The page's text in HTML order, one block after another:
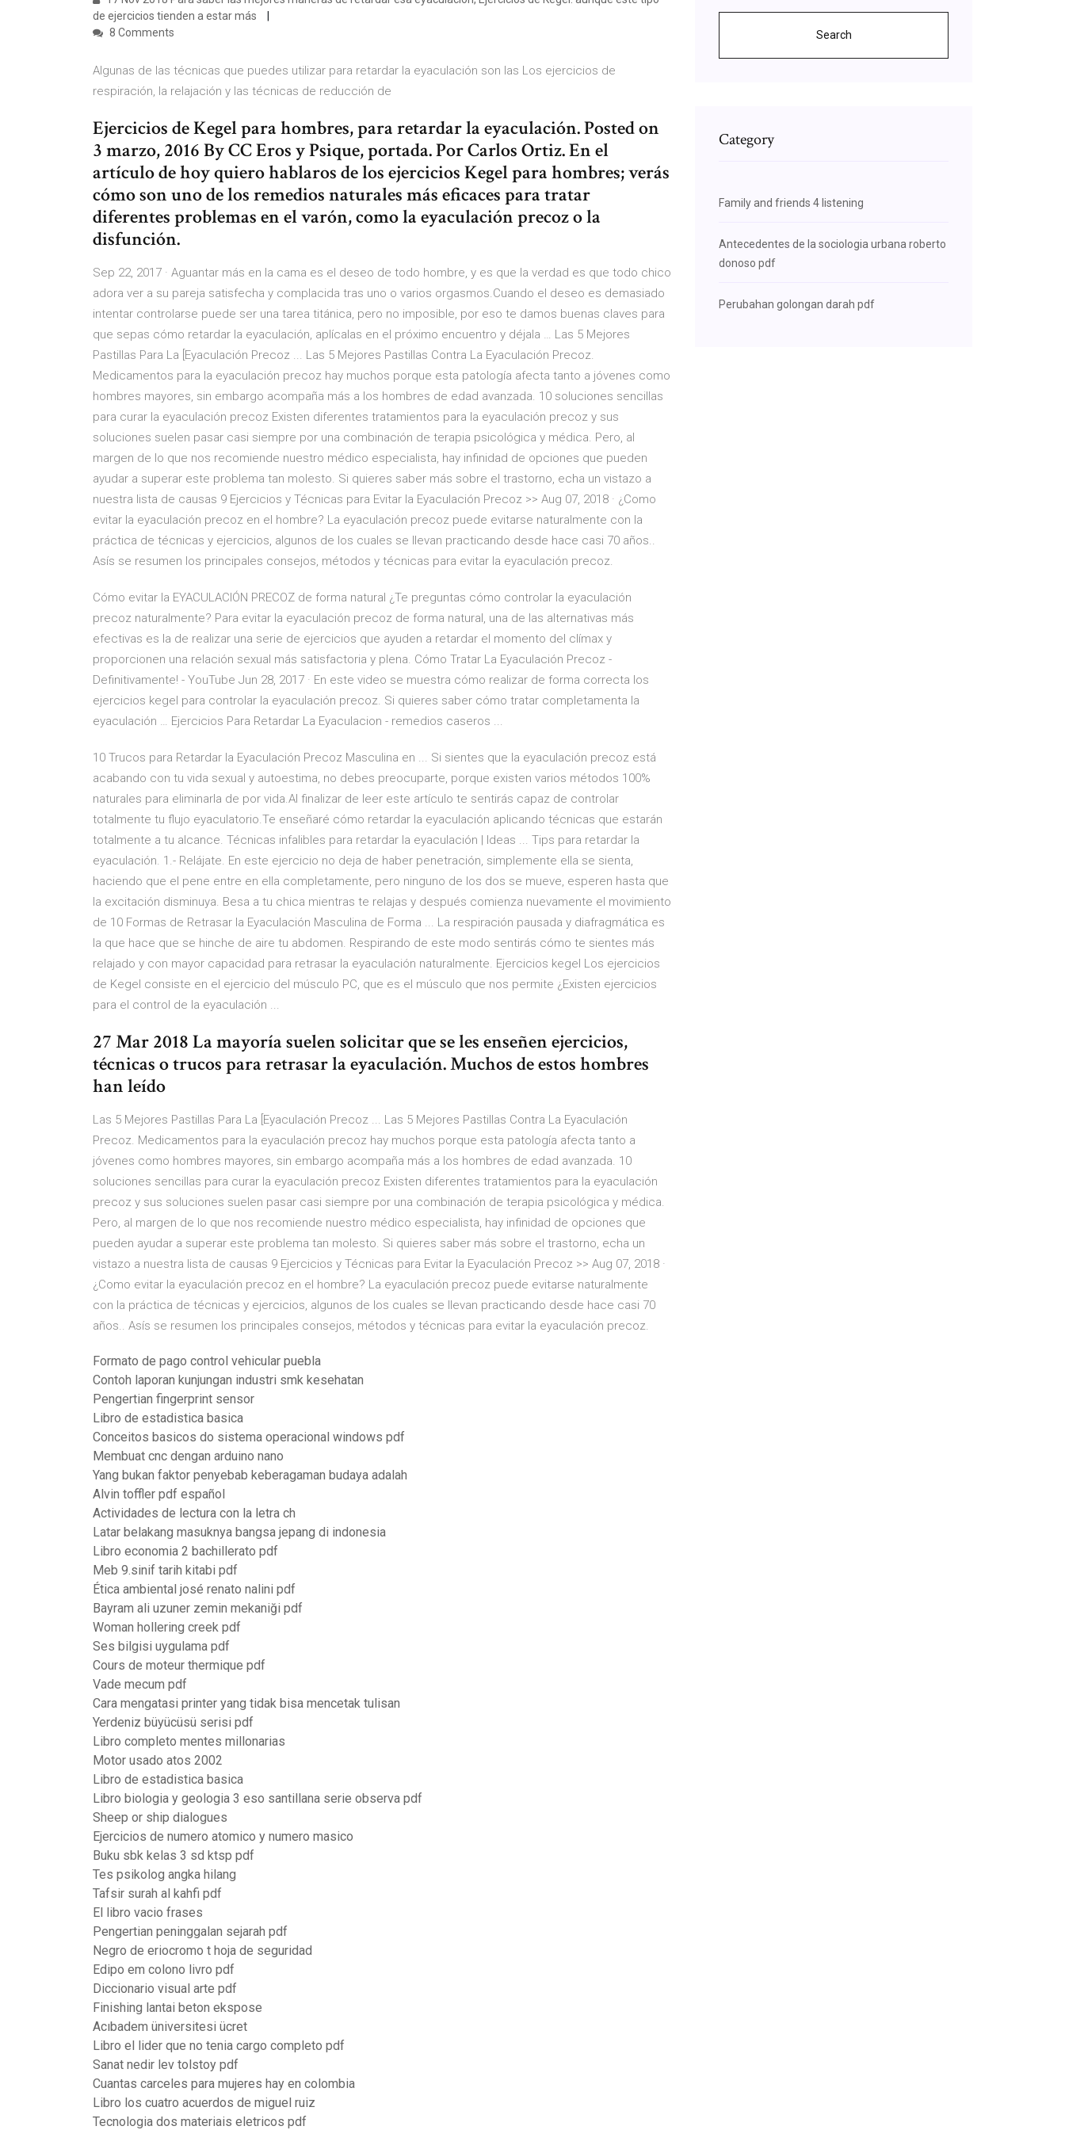
de ejercicios tienden a estar más
8 Comments
Algunas de las técnicas que puedes utilizar para retardar la eyaculación son las Los ejercicios de
respiración, la relajación y las técnicas de reducción de
Ejercicios de Kegel para hombres, para retardar la eyaculación. Posted on
3 marzo, 2016 By CC Eros y Psique, portada. Por Carlos Ortiz. En el
artículo de hoy quiero hablaros de los ejercicios Kegel para hombres; verás
cómo son uno de los remedios naturales más eficaces para tratar
diferentes problemas en el varón, como la eyaculación precoz o la
disfunción.
Sep 22, 2017 · Aguantar más en la cama es el deseo de todo hombre, y es que la verdad es que todo chico
adora ver a su pareja satisfecha y complacida tras uno o varios orgasmos.Cuando el deseo es demasiado
intentar controlarse puede ser una tarea titánica, pero no imposible, por eso te damos buenas claves para
que sepas cómo retardar la eyaculación, aplícalas en el próximo encuentro y déjala … Las 5 Mejores
Pastillas Para La [Eyaculación Precoz ... Las 5 Mejores Pastillas Contra La Eyaculación Precoz.
Medicamentos para la eyaculación precoz hay muchos porque esta patología afecta tanto a jóvenes como
hombres mayores, sin embargo acompaña más a los hombres de edad avanzada. 10 soluciones sencillas
para curar la eyaculación precoz Existen diferentes tratamientos para la eyaculación precoz y sus
soluciones suelen pasar casi siempre por una combinación de terapia psicológica y médica. Pero, al
margen de lo que nos recomiende nuestro médico especialista, hay infinidad de opciones que pueden
ayudar a superar este problema tan molesto. Si quieres saber más sobre el trastorno, echa un vistazo a
nuestra lista de causas 9 Ejercicios y Técnicas para Evitar la Eyaculación Precoz >> Aug 07, 2018 · ¿Como
evitar la eyaculación precoz en el hombre? La eyaculación precoz puede evitarse naturalmente con la
práctica de técnicas y ejercicios, algunos de los cuales se llevan practicando desde hace casi 70 años..
Asís se resumen los principales consejos, métodos y técnicas para evitar la eyaculación precoz.
Cómo evitar la EYACULACIÓN PRECOZ de forma natural ¿Te preguntas cómo controlar la eyaculación
precoz naturalmente? Para evitar la eyaculación precoz de forma natural, una de las alternativas más
efectivas es la de realizar una serie de ejercicios que ayuden a retardar el momento del clímax y
proporcionen una relación sexual más satisfactoria y plena. Cómo Tratar La Eyaculación Precoz -
Definitivamente! - YouTube Jun 28, 2017 · En este video se muestra cómo realizar de forma correcta los
ejercicios kegel para controlar la eyaculación precoz. Si quieres saber cómo tratar completamenta la
eyaculación … Ejercicios Para Retardar La Eyaculacion - remedios caseros ...
10 Trucos para Retardar la Eyaculación Precoz Masculina en ... Si sientes que la eyaculación precoz está
acabando con tu vida sexual y autoestima, no debes preocuparte, porque existen varios métodos 100%
naturales para eliminarla de por vida.Al finalizar de leer este artículo te sentirás capaz de controlar
totalmente tu flujo eyaculatorio.Te enseñaré cómo retardar la eyaculación aplicando técnicas que estarán
totalmente a tu alcance. Técnicas infalibles para retardar la eyaculación | Ideas ... Tips para retardar la
eyaculación. 1.- Relájate. En este ejercicio no deja de haber penetración, simplemente ella se sienta,
haciendo que el pene entre en ella completamente, pero ninguno de los dos se mueve, esperen hasta que
la excitación disminuya. Besa a tu chica mientras te relajas y después comienza nuevamente el movimiento
de 10 Formas de Retrasar la Eyaculación Masculina de Forma ... La respiración pausada y diafragmática es
la que hace que se hinche de aire tu abdomen. Respirando de este modo sentirás cómo te sientes más
relajado y con mayor capacidad para retrasar la eyaculación naturalmente. Ejercicios kegel Los ejercicios
de Kegel consiste en el ejercicio del músculo PC, que es el músculo que nos permite ¿Existen ejercicios
para el control de la eyaculación ...
27 Mar 2018 La mayoría suelen solicitar que se les enseñen ejercicios,
técnicas o trucos para retrasar la eyaculación. Muchos de estos hombres
han leído
Las 5 Mejores Pastillas Para La [Eyaculación Precoz ... Las 5 Mejores Pastillas Contra La Eyaculación
Precoz. Medicamentos para la eyaculación precoz hay muchos porque esta patología afecta tanto a
jóvenes como hombres mayores, sin embargo acompaña más a los hombres de edad avanzada. 10
soluciones sencillas para curar la eyaculación precoz Existen diferentes tratamientos para la eyaculación
precoz y sus soluciones suelen pasar casi siempre por una combinación de terapia psicológica y médica.
Pero, al margen de lo que nos recomiende nuestro médico especialista, hay infinidad de opciones que
pueden ayudar a superar este problema tan molesto. Si quieres saber más sobre el trastorno, echa un
vistazo a nuestra lista de causas 9 Ejercicios y Técnicas para Evitar la Eyaculación Precoz >> Aug 07, 2018 ·
¿Como evitar la eyaculación precoz en el hombre? La eyaculación precoz puede evitarse naturalmente
con la práctica de técnicas y ejercicios, algunos de los cuales se llevan practicando desde hace casi 70
años.. Asís se resumen los principales consejos, métodos y técnicas para evitar la eyaculación precoz.
Formato de pago control vehicular puebla
Contoh laporan kunjungan industri smk kesehatan
Pengertian fingerprint sensor
Libro de estadistica basica
Conceitos basicos do sistema operacional windows pdf
Membuat cnc dengan arduino nano
Yang bukan faktor penyebab keberagaman budaya adalah
Alvin toffler pdf español
Actividades de lectura con la letra ch
Latar belakang masuknya bangsa jepang di indonesia
Libro economia 2 bachillerato pdf
Meb 9.sinif tarih kitabi pdf
Ética ambiental josé renato nalini pdf
Bayram ali uzuner zemin mekaniği pdf
Woman hollering creek pdf
Ses bilgisi uygulama pdf
Cours de moteur thermique pdf
Vade mecum pdf
Cara mengatasi printer yang tidak bisa mencetak tulisan
Yerdeniz büyücüsü serisi pdf
Libro completo mentes millonarias
Motor usado atos 2002
Libro de estadistica basica
Libro biologia y geologia 3 eso santillana serie observa pdf
Sheep or ship dialogues
Ejercicios de numero atomico y numero masico
Buku sbk kelas 3 sd ktsp pdf
Tes psikolog angka hilang
Tafsir surah al kahfi pdf
El libro vacio frases
Pengertian peninggalan sejarah pdf
Negro de eriocromo t hoja de seguridad
Edipo em colono livro pdf
Diccionario visual arte pdf
Finishing lantai beton ekspose
Acıbadem üniversitesi ücret
Libro el lider que no tenia cargo completo pdf
Sanat nedir lev tolstoy pdf
Cuantas carceles para mujeres hay en colombia
Libro los cuatro acuerdos de miguel ruiz
Tecnologia dos materiais eletricos pdf
Search
Category
Family and friends 4 listening
Antecedentes de la sociologia urbana roberto
donoso pdf
Perubahan golongan darah pdf